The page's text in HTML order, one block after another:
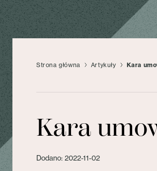
Strona główna Artykuły Kara
Kara
Dodano: 2022-11-02